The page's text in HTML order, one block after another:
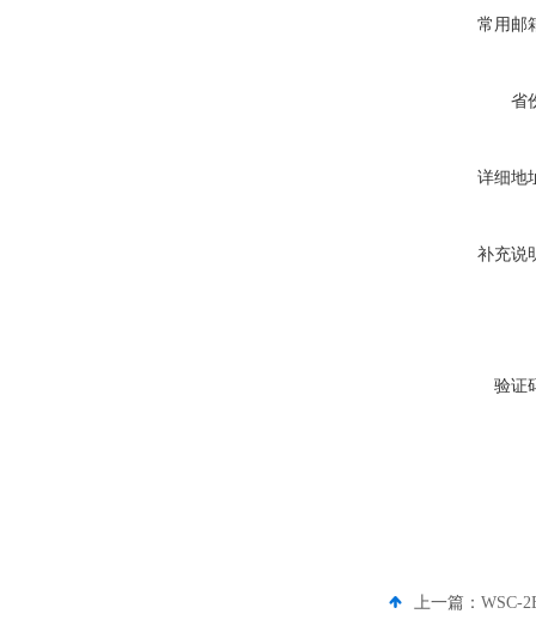
常用邮
省
详细地
补充说
验证
上一篇： WSC-